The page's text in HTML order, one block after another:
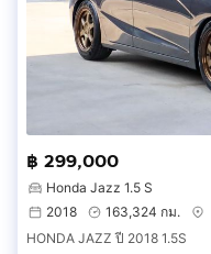
฿ 299,000
Honda Jazz 1.5 S
2018
163,324 กม.
HONDA JAZZ ปี 2018 1.5S